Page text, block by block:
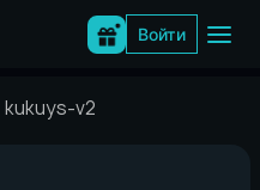
Войти
kukuys-v2